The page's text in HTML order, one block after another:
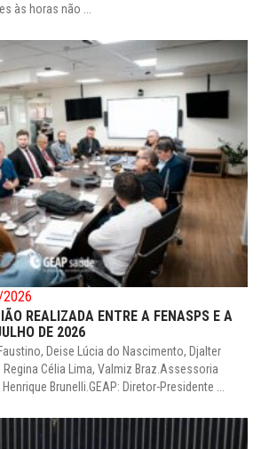
às horas não ...
2026
REALIZADA ENTRE A FENASPS E A
DE 2026
Deise Lúcia do Nascimento, Djalter
Célia Lima, Valmiz Braz.Assessoria
Brunelli.GEAP: Diretor-Presidente ...